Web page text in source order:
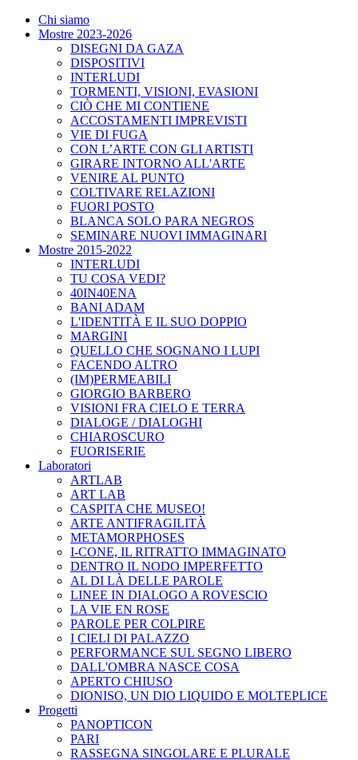
Chi siamo
Mostre 2023-2026
DISEGNI DA GAZA
DISPOSITIVI
INTERLUDI
TORMENTI, VISIONI, EVASIONI
CIÒ CHE MI CONTIENE
ACCOSTAMENTI IMPREVISTI
VIE DI FUGA
CON L’ARTE CON GLI ARTISTI
GIRARE INTORNO ALL'ARTE
VENIRE AL PUNTO
COLTIVARE RELAZIONI
FUORI POSTO
BLANCA SOLO PARA NEGROS
SEMINARE NUOVI IMMAGINARI
Mostre 2015-2022
INTERLUDI
TU COSA VEDI?
40IN40ENA
BANI ADAM
L'IDENTITÀ E IL SUO DOPPIO
MARGINI
QUELLO CHE SOGNANO I LUPI
FACENDO ALTRO
(IM)PERMEABILI
GIORGIO BARBERO
VISIONI FRA CIELO E TERRA
DIALOGE / DIALOGHI
CHIAROSCURO
FUORISERIE
Laboratori
ARTLAB
ART LAB
CASPITA CHE MUSEO!
ARTE ANTIFRAGILITÀ
METAMORPHOSES
I-CONE, IL RITRATTO IMMAGINATO
DENTRO IL NODO IMPERFETTO
AL DI LÀ DELLE PAROLE
LINEE IN DIALOGO A ROVESCIO
LA VIE EN ROSE
PAROLE PER COLPIRE
I CIELI DI PALAZZO
PERFORMANCE SUL SEGNO LIBERO
DALL'OMBRA NASCE COSA
APERTO CHIUSO
DIONISO, UN DIO LIQUIDO E MOLTEPLICE
Progetti
PANOPTICON
PARI
RASSEGNA SINGOLARE E PLURALE